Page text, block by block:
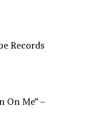
Records
On Me” –